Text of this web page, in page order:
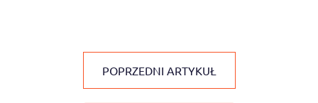
POPRZEDNI ARTYKUŁ